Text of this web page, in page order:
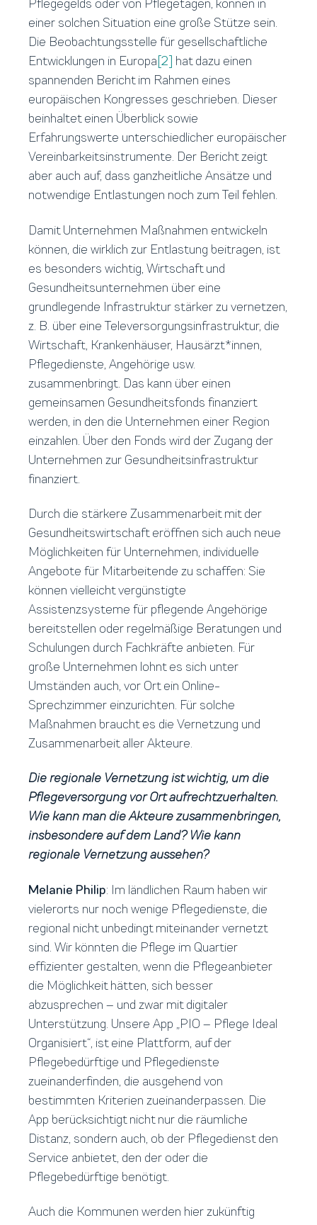
Pflegegelds oder von Pflegetagen, können in
einer solchen Situation eine große Stütze sein.
Die Beobachtungsstelle für gesellschaftliche
Entwicklungen in Europa[2] hat dazu einen
spannenden Bericht im Rahmen eines
europäischen Kongresses geschrieben. Dieser
beinhaltet einen Überblick sowie
Erfahrungswerte unterschiedlicher europäischer
Vereinbarkeitsinstrumente. Der Bericht zeigt
aber auch auf, dass ganzheitliche Ansätze und
notwendige Entlastungen noch zum Teil fehlen.
Damit Unternehmen Maßnahmen entwickeln
können, die wirklich zur Entlastung beitragen, ist
es besonders wichtig, Wirtschaft und
Gesundheitsunternehmen über eine
grundlegende Infrastruktur stärker zu vernetzen,
z. B. über eine Televersorgungsinfrastruktur, die
Wirtschaft, Krankenhäuser, Hausärzt*innen,
Pflegedienste, Angehörige usw.
zusammenbringt. Das kann über einen
gemeinsamen Gesundheitsfonds finanziert
werden, in den die Unternehmen einer Region
einzahlen. Über den Fonds wird der Zugang der
Unternehmen zur Gesundheitsinfrastruktur
finanziert.
Durch die stärkere Zusammenarbeit mit der
Gesundheitswirtschaft eröffnen sich auch neue
Möglichkeiten für Unternehmen, individuelle
Angebote für Mitarbeitende zu schaffen: Sie
können vielleicht vergünstigte
Assistenzsysteme für pflegende Angehörige
bereitstellen oder regelmäßige Beratungen und
Schulungen durch Fachkräfte anbieten. Für
große Unternehmen lohnt es sich unter
Umständen auch, vor Ort ein Online-
Sprechzimmer einzurichten. Für solche
Maßnahmen braucht es die Vernetzung und
Zusammenarbeit aller Akteure.
Die regionale Vernetzung ist wichtig, um die
Pflegeversorgung vor Ort aufrechtzuerhalten.
Wie kann man die Akteure zusammenbringen,
insbesondere auf dem Land? Wie kann
regionale Vernetzung aussehen?
Melanie Philip: Im ländlichen Raum haben wir
vielerorts nur noch wenige Pflegedienste, die
regional nicht unbedingt miteinander vernetzt
sind. Wir könnten die Pflege im Quartier
effizienter gestalten, wenn die Pflegeanbieter
die Möglichkeit hätten, sich besser
abzusprechen – und zwar mit digitaler
Unterstützung. Unsere App „PIO – Pflege Ideal
Organisiert“, ist eine Plattform, auf der
Pflegebedürftige und Pflegedienste
zueinanderfinden, die ausgehend von
bestimmten Kriterien zueinanderpassen. Die
App berücksichtigt nicht nur die räumliche
Distanz, sondern auch, ob der Pflegedienst den
Service anbietet, den der oder die
Pflegebedürftige benötigt.
Auch die Kommunen werden hier zukünftig